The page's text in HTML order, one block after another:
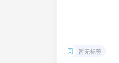
暂无标签